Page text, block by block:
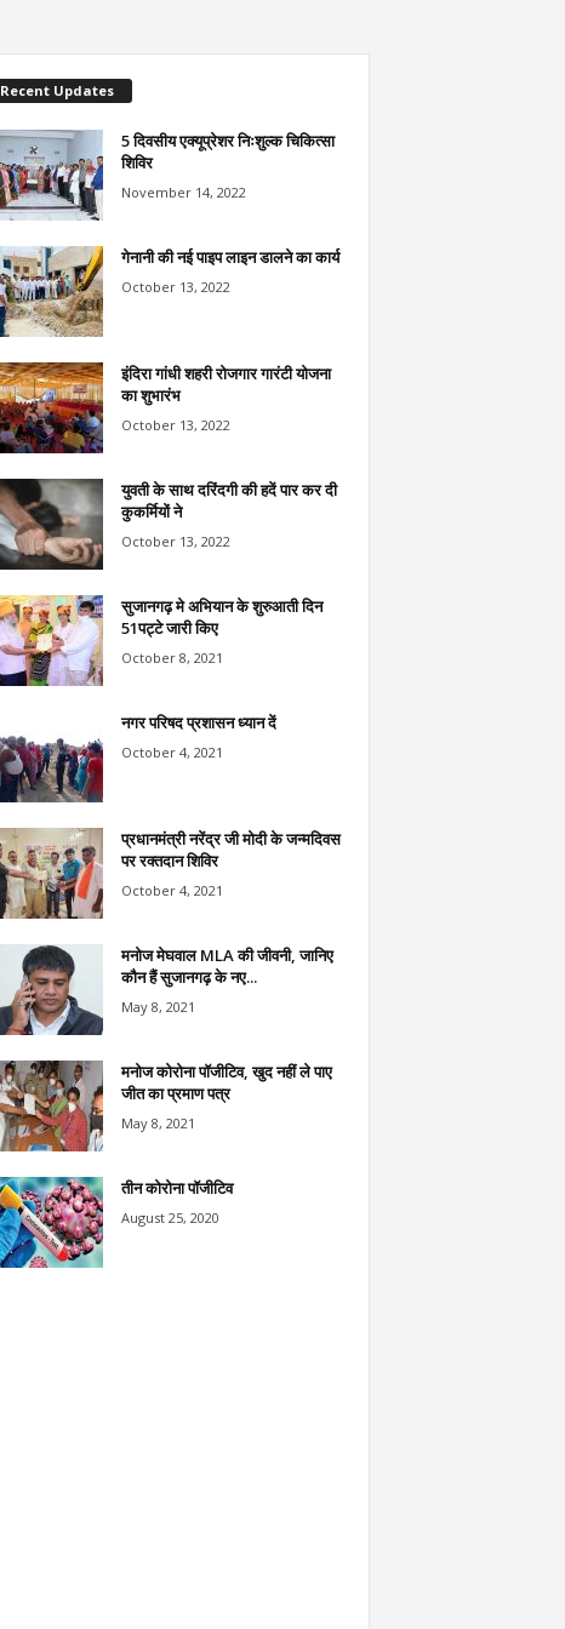
Recent Updates
5 दिवसीय एक्यूप्रेशर निःशुल्क चिकित्सा
शिविर
November 14, 2022
गेनानी की नई पाइप लाइन डालने का कार्य
October 13, 2022
इंदिरा गांधी शहरी रोजगार गारंटी योजना
का शुभारंभ
October 13, 2022
युवती के साथ दरिंदगी की हदें पार कर दी
कुकर्मियों ने
October 13, 2022
सुजानगढ़ मे अभियान के शुरुआती दिन
51पट्टे जारी किए
October 8, 2021
नगर परिषद प्रशासन ध्यान दें
October 4, 2021
प्रधानमंत्री नरेंद्र जी मोदी के जन्मदिवस
पर रक्तदान शिविर
October 4, 2021
मनोज मेघवाल MLA की जीवनी, जानिए
कौन हैं सुजानगढ़ के नए...
May 8, 2021
मनोज कोरोना पॉजीटिव, खुद नहीं ले पाए
जीत का प्रमाण पत्र
May 8, 2021
तीन कोरोना पॉजीटिव
August 25, 2020